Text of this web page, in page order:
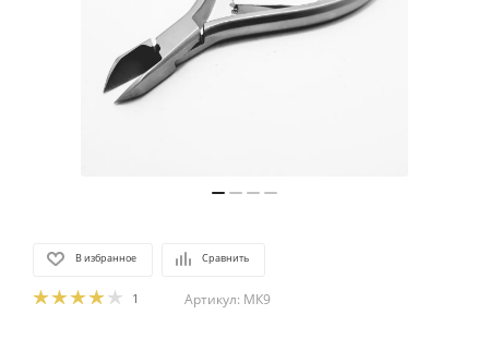
В избранное Сравнить
1 Артикул: МК9